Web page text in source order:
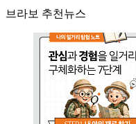
브라보 추천뉴스